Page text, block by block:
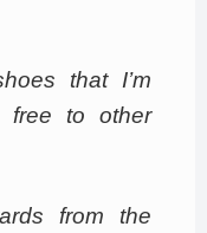
that I’m
free to other
from the